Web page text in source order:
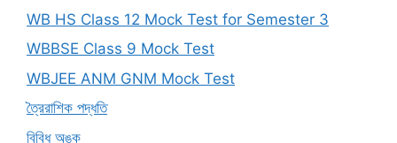
WB HS Class 12 Mock Test for Semester 3
WBBSE Class 9 Mock Test
WBJEE ANM GNM Mock Test
ত্রৈরাশিক পদ্ধতি
বিবিধ অঙ্ক